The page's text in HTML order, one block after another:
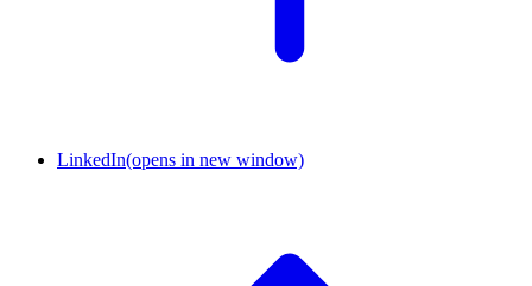
LinkedIn(opens in new window)